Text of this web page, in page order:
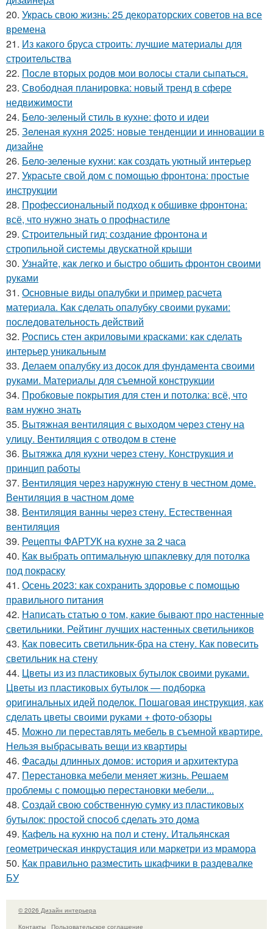
20. Укрась свою жизнь: 25 декораторских советов на все
времена
21. Из какого бруса строить: лучшие материалы для
строительства
22. После вторых родов мои волосы стали сыпаться.
23. Свободная планировка: новый тренд в сфере
недвижимости
24. Бело-зеленый стиль в кухне: фото и идеи
25. Зеленая кухня 2025: новые тенденции и инновации в
дизайне
26. Бело-зеленые кухни: как создать уютный интерьер
27. Украсьте свой дом с помощью фронтона: простые
инструкции
28. Профессиональный подход к обшивке фронтона:
всё, что нужно знать о профнастиле
29. Строительный гид: создание фронтона и
стропильной системы двускатной крыши
30. Узнайте, как легко и быстро обшить фронтон своими
руками
31. Основные виды опалубки и пример расчета
материала. Как сделать опалубку своими руками:
последовательность действий
32. Роспись стен акриловыми красками: как сделать
интерьер уникальным
33. Делаем опалубку из досок для фундамента своими
руками. Материалы для съемной конструкции
34. Пробковые покрытия для стен и потолка: всё, что
вам нужно знать
35. Вытяжная вентиляция с выходом через стену на
улицу. Вентиляция с отводом в стене
36. Вытяжка для кухни через стену. Конструкция и
принцип работы
37. Вентиляция через наружную стену в честном доме.
Вентиляция в частном доме
38. Вентиляция ванны через стену. Естественная
вентиляция
39. Рецепты ФАРТУК на кухне за 2 часа
40. Как выбрать оптимальную шпаклевку для потолка
под покраску
41. Осень 2023: как сохранить здоровье с помощью
правильного питания
42. Написать статью о том, какие бывают про настенные
светильники. Рейтинг лучших настенных светильников
43. Как повесить светильник-бра на стену. Как повесить
светильник на стену
44. Цветы из из пластиковых бутылок своими руками.
Цветы из пластиковых бутылок — подборка
оригинальных идей поделок. Пошаговая инструкция, как
сделать цветы своими руками + фото-обзоры
45. Можно ли переставлять мебель в съемной квартире.
Нельзя выбрасывать вещи из квартиры
46. Фасады длинных домов: история и архитектура
47. Перестановка мебели меняет жизнь. Решаем
проблемы с помощью перестановки мебели...
48. Создай свою собственную сумку из пластиковых
бутылок: простой способ сделать это дома
49. Кафель на кухню на пол и стену. Итальянская
геометрическая инкрустация или маркетри из мрамора
50. Как правильно разместить шкафчики в раздевалке
БУ
© 2026 Дизайн интерьера
Контакты
Пользовательское соглашение